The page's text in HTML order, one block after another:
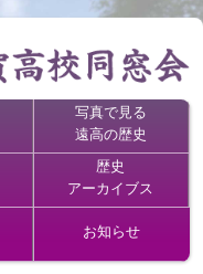
写真で見る
遠高の歴史
歴史
アーカイブス
お知らせ